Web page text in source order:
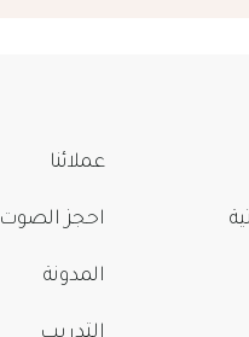
عملائنا
احجز الصوت
المدونة